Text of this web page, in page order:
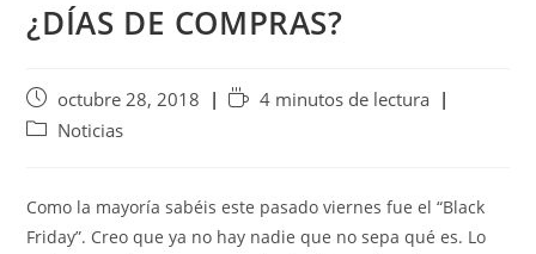
¿DÍAS DE COMPRAS?
octubre 28, 2018
4 minutos de lectura
Noticias
Como la mayoría sabéis este pasado viernes fue el “Black
Friday”. Creo que ya no hay nadie que no sepa qué es. Lo